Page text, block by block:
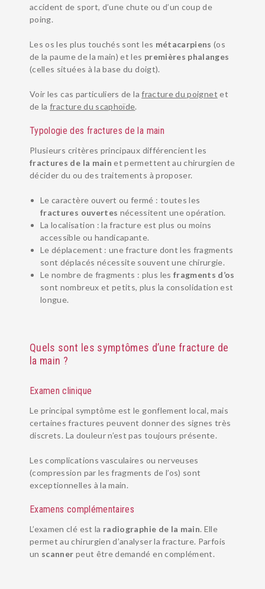
PATHOLOGIES
URGENCES MAIN
INSTITUT
RÉÉDUCATION ET ORTHÈSE
accident de sport, d’une chute ou d’un coup de
poing.
Les os les plus touchés sont les métacarpiens (os
de la paume de la main) et les premières phalanges
(celles situées à la base du doigt).
Voir les cas particuliers de lafracture du poignet et
de lafracture du scaphoïde.
Typologie des fractures de la main
Plusieurs critères principaux différencient les
fractures de la main et permettent au chirurgien de
décider du ou des traitements à proposer.
Le caractère ouvert ou fermé : toutes les
fractures ouvertes nécessitent une opération.
La localisation : la fracture est plus ou moins
accessible ou handicapante.
Le déplacement : une fracture dont les fragments
sont déplacés nécessite souvent une chirurgie.
Le nombre de fragments : plus les fragments d’os
sont nombreux et petits, plus la consolidation est
longue.
Quels sont les symptômes d’une fracture de
la main ?
Examen clinique
Le principal symptôme est le gonflement local, mais
certaines fractures peuvent donner des signes très
discrets. La douleur n’est pas toujours présente.
Les complications vasculaires ou nerveuses
(compression par les fragments de l’os) sont
exceptionnelles à la main.
Examens complémentaires
L’examen clé est la radiographie de la main. Elle
permet au chirurgien d’analyser la fracture. Parfois
un scanner peut être demandé en complément.